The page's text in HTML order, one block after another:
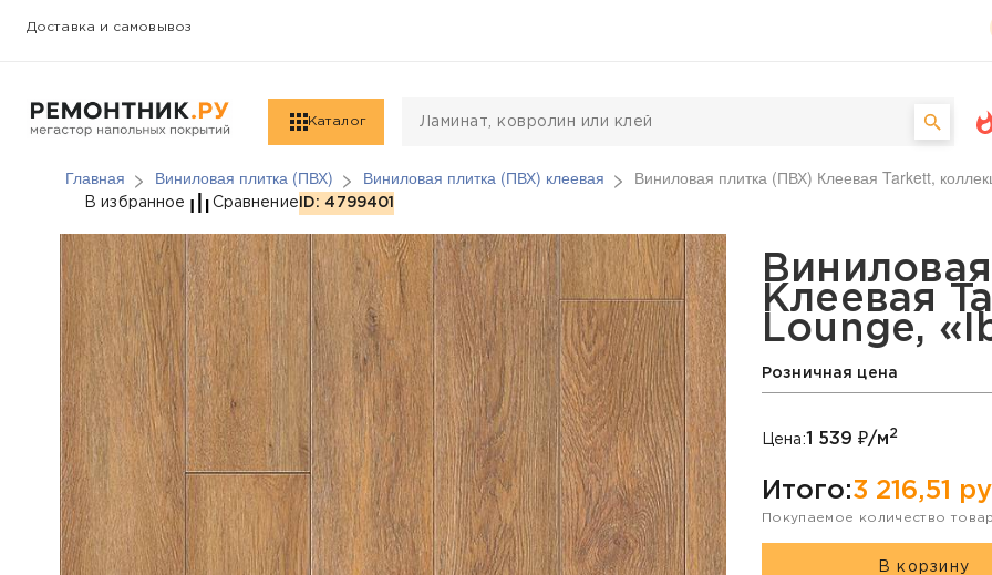
Доставка и самовывоз
Каталог
Главная Виниловая плитка (ПВХ) Виниловая плитка (ПВХ) клеевая Виниловая плитка (ПВХ) Клеевая Tarkett,
Виниловая плитка (ПВХ) Клеевая Tarkett,
В избранное Сравнение ID: 4799401
Клеевая
Lounge,
Розничная цена
Цена:1 539 ₽/м2
Итого:3 216,51
Покупаемое количество
В корзину